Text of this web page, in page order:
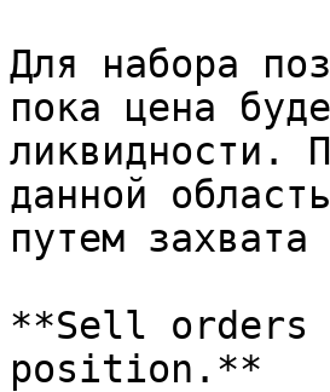
Для набора
пока цена
ликвидности.
данной
путем
**Sell
position.**